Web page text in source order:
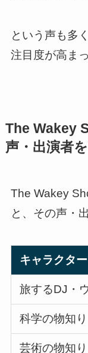
という声も多
注目度が高ま
The Wakey
声・出演者
The Wakey
と、その声・
キャラクター
旅するDJ・
科学の物知
芸術の物知